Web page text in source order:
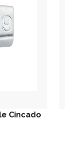
Cincado